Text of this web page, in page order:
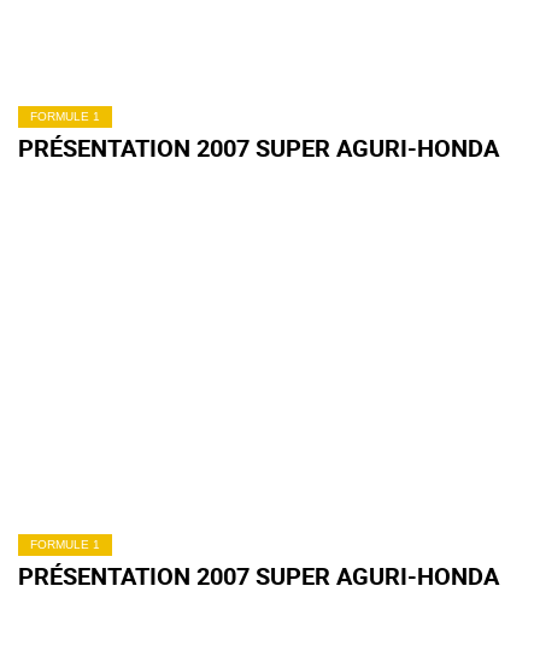
FORMULE 1
PRÉSENTATION 2007 SUPER AGURI-HONDA
FORMULE 1
PRÉSENTATION 2007 SUPER AGURI-HONDA